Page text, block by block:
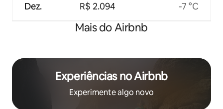
Dez. R$ 2.094 -7 °C
Mais do Airbnb
Experiências no Airbnb
Experimente algo novo